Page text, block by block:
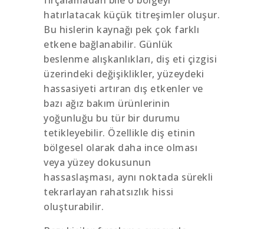
hatırlatacak küçük titreşimler oluşur.
Bu hislerin kaynağı pek çok farklı
etkene bağlanabilir. Günlük
beslenme alışkanlıkları, diş eti çizgisi
üzerindeki değişiklikler, yüzeydeki
hassasiyeti artıran dış etkenler ve
bazı ağız bakım ürünlerinin
yoğunluğu bu tür bir durumu
tetikleyebilir. Özellikle diş etinin
bölgesel olarak daha ince olması
veya yüzey dokusunun
hassaslaşması, aynı noktada sürekli
tekrarlayan rahatsızlık hissi
oluşturabilir.